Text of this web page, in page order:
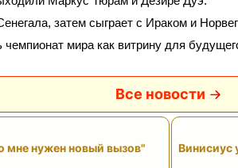
затем сыграет с Ираком и
чемпионат мира как витрину для
Все новости
мне нужен новый вызов" Винисиус